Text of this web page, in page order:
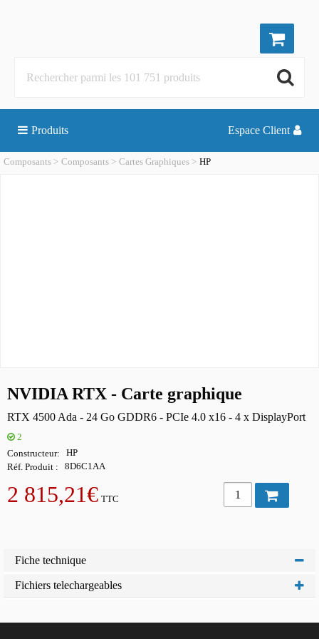
Produits Espace Client
Composants Composants Cartes Graphiques HP
NVIDIA RTX - Carte graphique
RTX 4500 Ada - 24 Go GDDR6 - PCIe 4.0 x16 - 4 x DisplayPort
2
Constructeur HP
Réf. Produit 8D6C1AA
2 815,21€ TTC
Fiche technique
Fichiers telechargeables